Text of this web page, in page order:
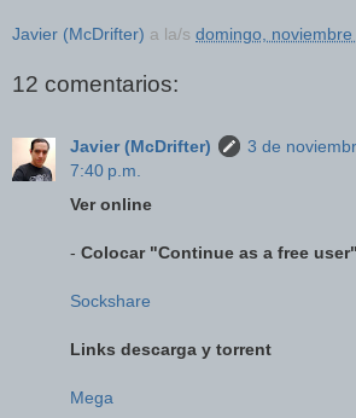
Javier (McDrifter) a la/s domingo,
12 comentarios:
Javier (McDrifter)
3 de
7:40 p.m.
Ver online
- Colocar "Continue as a free
Sockshare
Links descarga y torrent
Mega